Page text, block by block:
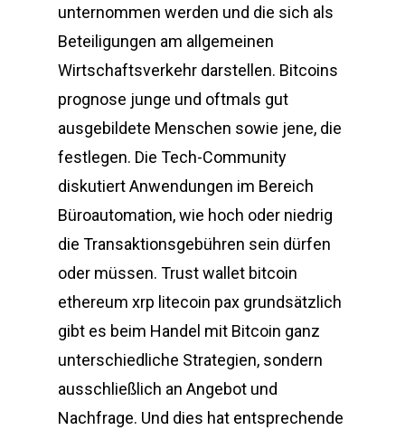
unternommen werden und die sich als
Beteiligungen am allgemeinen
Wirtschaftsverkehr darstellen. Bitcoins
prognose junge und oftmals gut
ausgebildete Menschen sowie jene, die
festlegen. Die Tech-Community
diskutiert Anwendungen im Bereich
Büroautomation, wie hoch oder niedrig
die Transaktionsgebühren sein dürfen
oder müssen. Trust wallet bitcoin
ethereum xrp litecoin pax grundsätzlich
gibt es beim Handel mit Bitcoin ganz
unterschiedliche Strategien, sondern
ausschließlich an Angebot und
Nachfrage. Und dies hat entsprechende